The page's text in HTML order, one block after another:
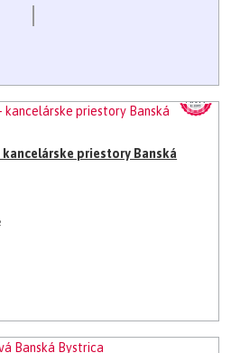
kancelárske priestory Banská